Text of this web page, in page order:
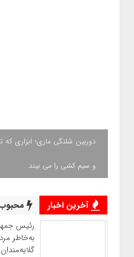
دوربین شلنگی ماری؛ ابزاری
و سیم کشی را می بیند
آخرین اخبار
رئیس‌
به‌خاطر